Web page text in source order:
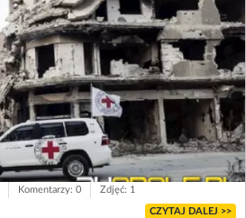
Komentarzy: 0 Zdjęć: 1
CZYTAJ DALEJ >>